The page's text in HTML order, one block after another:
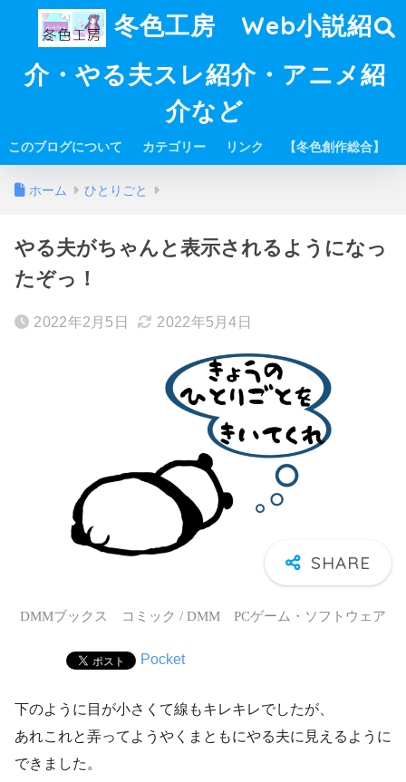
冬色工房 Web小説紹
介・やる夫スレ紹介・アニメ紹
介など
このブログについて カテゴリー リンク 【冬色創作総合】
ホーム ひとりごと
やる夫がちゃんと表示されるようになっ
たぞっ！
2022年2月5日 2022年5月4日
DMMブックス コミック / DMM PCゲーム・ソフトウェア
Pocket
下のように目が小さくて線もキレキレでしたが、
あれこれと弄ってようやくまともにやる夫に見えるように
できました。